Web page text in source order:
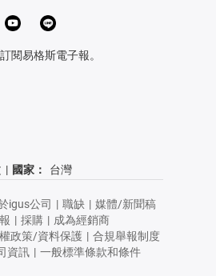
閱易格斯電子報。
| 國家： 台灣
igus公司 | 職缺 | 媒體/新聞稿
| 採購 | 成為經銷商
政策/資料保護 | 合規舉報制度
資訊 | 一般標準條款和條件